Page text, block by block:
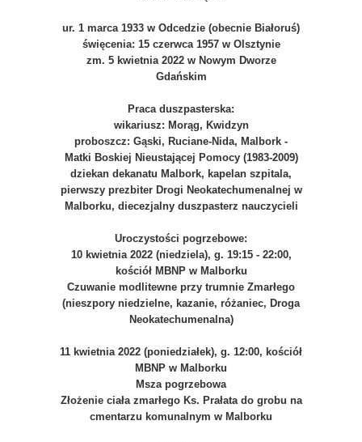
ur. 1 marca 1933 w Odcedzie (obecnie Białoruś)
święcenia: 15 czerwca 1957 w Olsztynie
zm. 5 kwietnia 2022 w Nowym Dworze
Gdańskim
Praca duszpasterska:
wikariusz: Morąg, Kwidzyn
proboszcz: Gąski, Ruciane-Nida, Malbork -
Matki Boskiej Nieustającej Pomocy (1983-2009)
dziekan dekanatu Malbork, kapelan szpitala,
pierwszy prezbiter Drogi Neokatechumenalnej w
Malborku, diecezjalny duszpasterz nauczycieli
Uroczystości pogrzebowe:
10 kwietnia 2022 (niedziela), g. 19:15 - 22:00,
kościół MBNP w Malborku
Czuwanie modlitewne przy trumnie Zmarłego
(nieszpory niedzielne, kazanie, różaniec, Droga
Neokatechumenalna)
11 kwietnia 2022 (poniedziałek), g. 12:00, kościół
MBNP w Malborku
Msza pogrzebowa
Złożenie ciała zmarłego Ks. Prałata do grobu na
cmentarzu komunalnym w Malborku